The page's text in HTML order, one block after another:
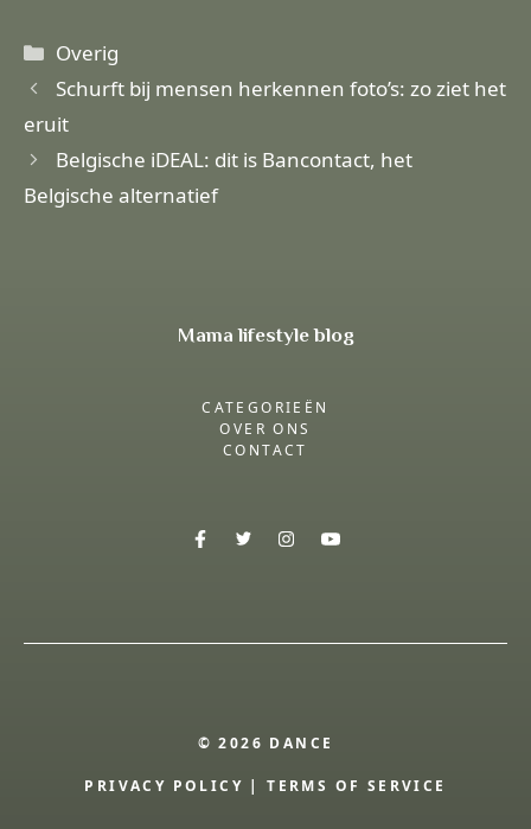
Categorieën
Overig
Schurft bij mensen herkennen foto’s: zo ziet het
eruit
Belgische iDEAL: dit is Bancontact, het
Belgische alternatief
Mama lifestyle blog
CATEGORIEËN
OVER ONS
CONTACT
© 2026 DANCE
PRIVACY POLICY |TERMS OF SERVICE